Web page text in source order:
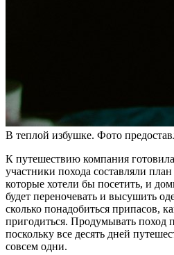
В теплой избушке. Фото
К путешествию компания
участники похода составляли
которые хотели бы посетить, и
будет переночевать и высушить
сколько понадобиться припасов,
пригодиться. Продумывать поход
поскольку все десять дней
совсем одни.